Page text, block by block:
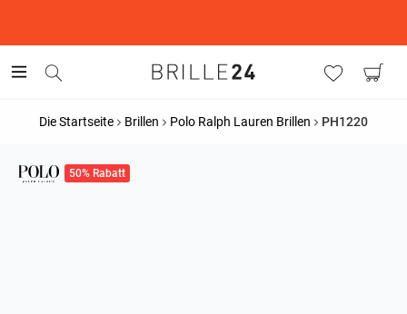
Die Startseite Brillen Polo Ralph Lauren Brillen PH1220
50% Rabatt